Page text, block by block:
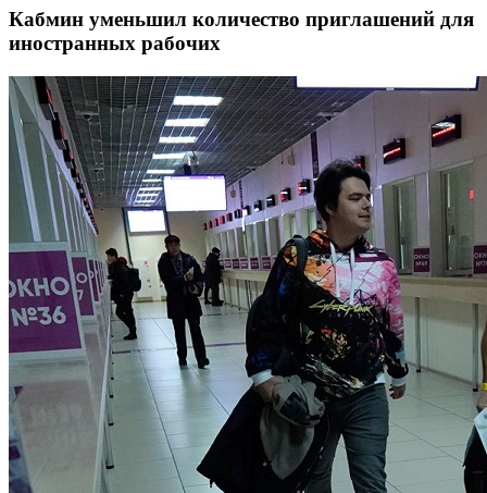
Кабмин уменьшил количество приглашений для
иностранных рабочих